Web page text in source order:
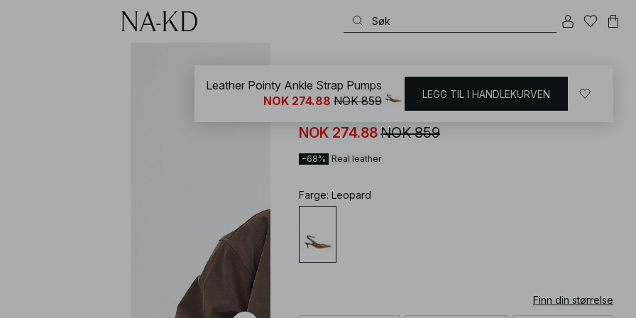
Leather Pointy Ankle Strap Pumps
NOK 274.88NOK 859
−68% Real leather
Farge: Leopard
Finn din størrelse
Leather Pointy Ankle Strap Pumps
NOK 274.88 NOK 859 LEGG TIL I HANDLEKURVEN